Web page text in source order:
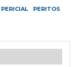
PERITOS